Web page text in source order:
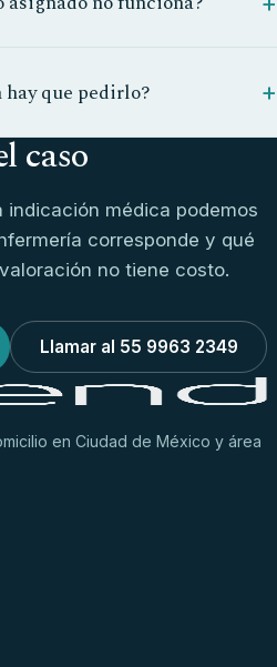
que pedirlo?
caso
indicación médica podemos
corresponde y qué
no tiene costo.
Llamar al 55 9963 2349
en Ciudad de México y área